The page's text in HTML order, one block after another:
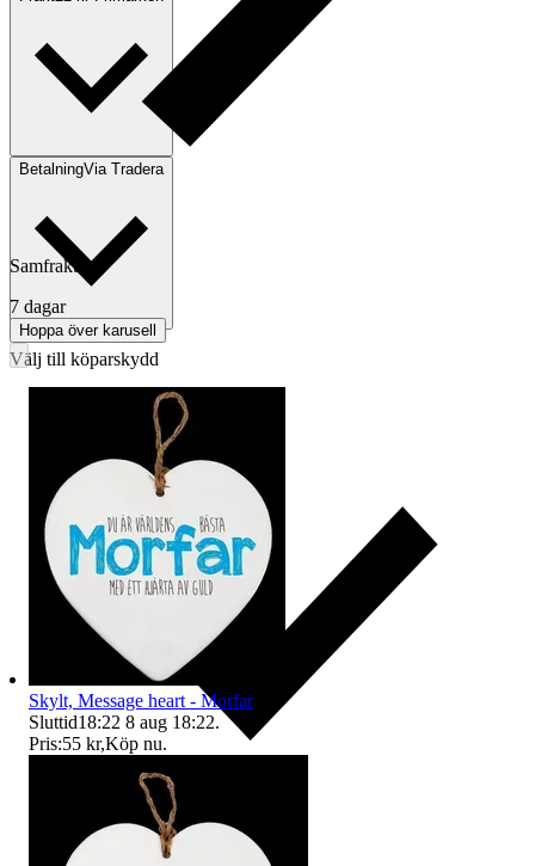
BetalningVia Tradera
Välj till köparskydd
Samfrakt
7 dagar
Hoppa över karusell
Skylt, Message heart - Morfar
Sluttid18:22 8 aug 18:22.
Pris:55 kr,Köp nu.